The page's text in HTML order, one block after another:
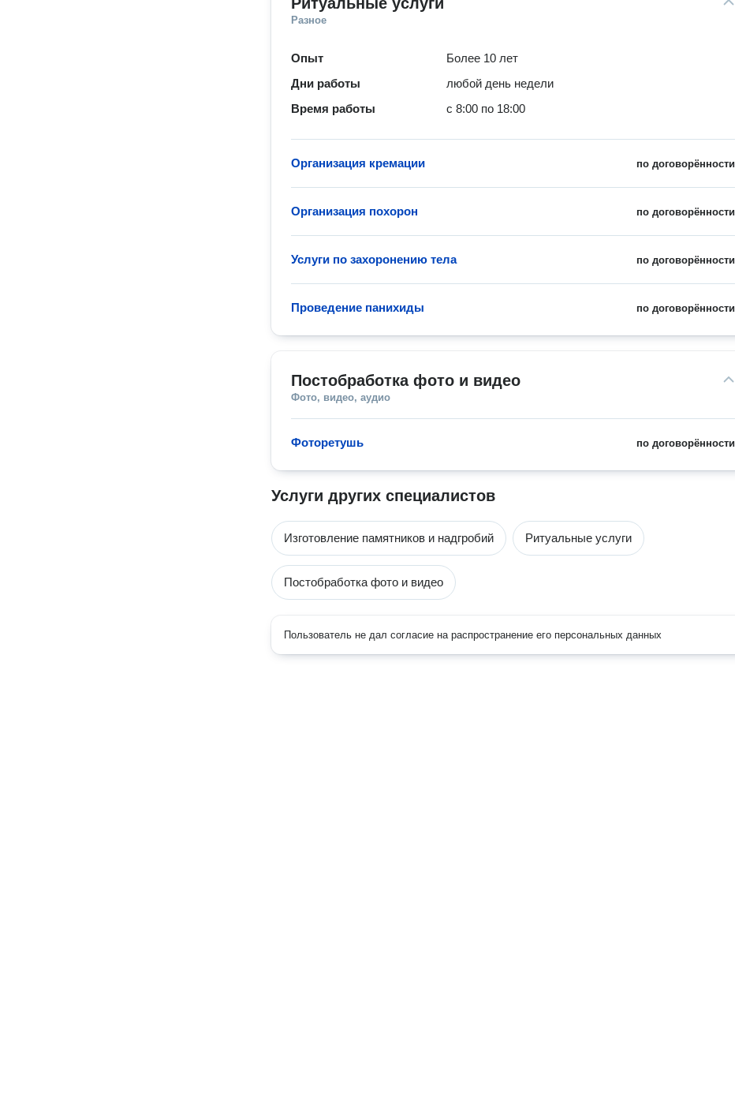
Разное
Опыт
Более 10 лет
Дни работы
любой день недели
Время работы
с 8:00 по 18:00
по договорённости
Организация кремации
по договорённости
Организация похорон
по договорённости
Услуги по захоронению тела
по договорённости
Проведение панихиды
Постобработка фото и видео
Фото, видео, аудио
по договорённости
Фоторетушь
Услуги других специалистов
Изготовление памятников и надгробий Ритуальные услуги
Постобработка фото и видео
Пользователь не дал согласие на распространение его персональных данных